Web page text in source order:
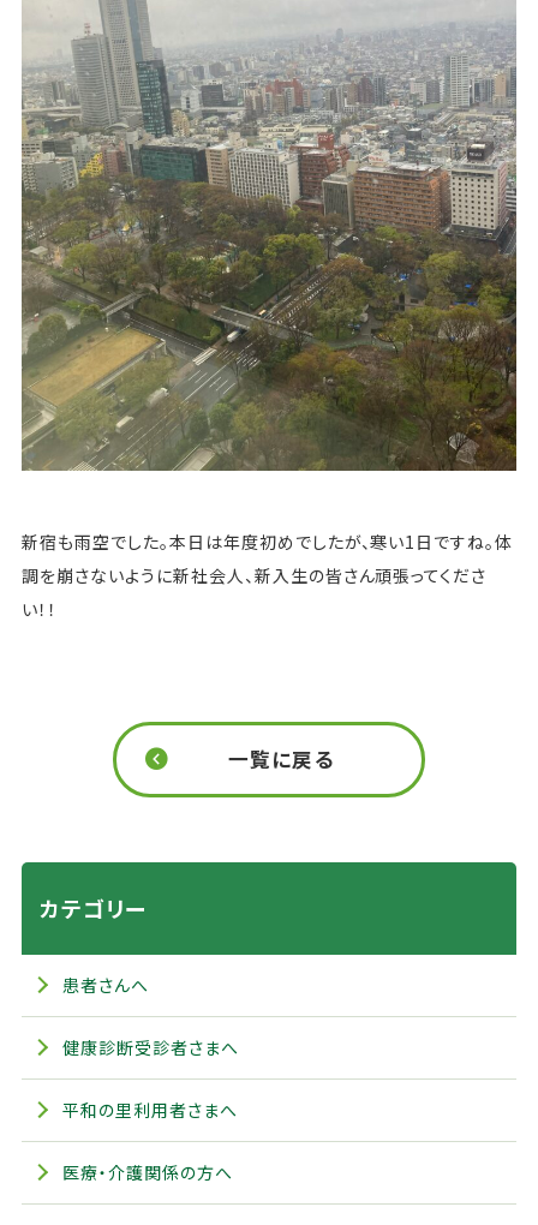
新宿も雨空でした。本日は年度初めでしたが、寒い1日ですね。体
調を崩さないように新社会人、新入生の皆さん頑張ってくださ
い！！
一覧に戻る
カテゴリー
患者さんへ
健康診断受診者さまへ
平和の里利用者さまへ
医療・介護関係の方へ